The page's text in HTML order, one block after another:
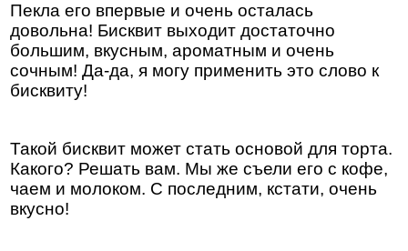
Пекла его впервые и очень осталась
довольна! Бисквит выходит достаточно
большим, вкусным, ароматным и очень
сочным! Да-да, я могу применить это слово к
бисквиту!
Такой бисквит может стать основой для торта.
Какого? Решать вам. Мы же съели его с кофе,
чаем и молоком. С последним, кстати, очень
вкусно!